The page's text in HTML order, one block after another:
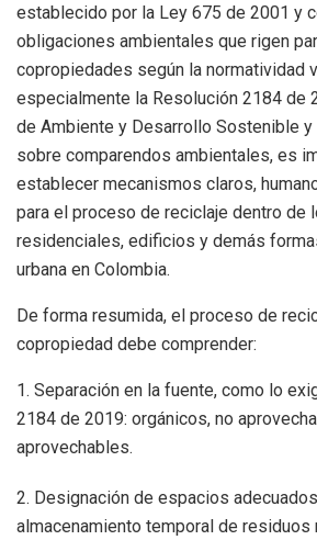
establecido por la Ley 675 de 2001 y
obligaciones ambientales que rigen
copropiedades según la normatividad
especialmente la Resolución 2184 de
de Ambiente y Desarrollo Sostenible
sobre comparendos ambientales, es
establecer mecanismos claros,
para el proceso de reciclaje dentro de
residenciales, edificios y demás
urbana en Colombia.
De forma resumida, el proceso de
copropiedad debe comprender:
1. Separación en la fuente, como lo
2184 de 2019: orgánicos, no
aprovechables.
2. Designación de espacios
almacenamiento temporal de residuos